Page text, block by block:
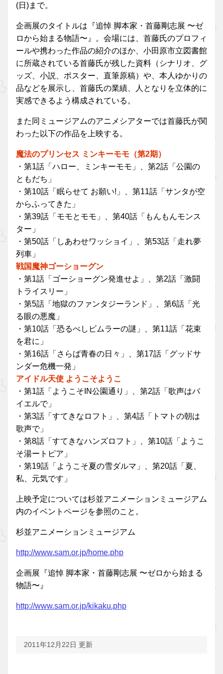
(日)まで。
企画展のタイトルは『追悼 脚本家・首藤剛志展 〜ゼ
ロから始まる物語〜』。会場には、首藤氏のプロフィ
ールや携わった作品の紹介のほか、小田原市立図書館
に所蔵されている首藤氏が残した資料（シナリオ、グ
ッズ、小説、ポスター、直筆原稿）や、本人ゆかりの
品などを展示し、首藤氏の業績、人となりを立体的に
実感できるよう構成されている。
また同ミュージアムのアニメシアターでは首藤氏が関
わった以下の作品を上映する。
魔法のプリンセス ミンキーモモ（第2期）
・第1話「ハロー、ミンキーモモ」、第2話「公園の
ともだち」
・第10話「眠らせて お願い!」、第11話「サンタが空
からふってきた」
・第39話「モモとモモ」、第40話「もんもんモンス
ター」
・第50話「しあわせワッショイ」、第53話「走れ夢
列車」
戦国魔神ゴーショーグン
・第1話「ゴーショーグン発進せよ」、第2話「激闘
トライスリー」
・第5話「地獄のファンタジーランド」、第6話「光
る眼の悪魔」
・第10話「恐るべしビムラーの謎」、第11話「花束
を君に」
・第16話「さらば青春の日々」、第17話「グッドサ
ンダー危機一発」
アイドル天使 ようこそようこ
・第1話「ようこそIN公園通り」、第2話「歌声はバ
イエルで」
・第3話「すてきなロフト」、第4話「トマトの朝は
歌声で」
・第8話「すてきなハンズロフト」、第10話「ようこ
そ湯ートピア」
・第19話「ようこそ夏の雪ダルマ」、第20話「夏、
私、元気です」
上映予定については杉並アニメーションミュージアム
内のイベントページを参照のこと。
杉並アニメーションミュージアム
http://www.sam.or.jp/home.php
企画展『追悼 脚本家・首藤剛志展 〜ゼロから始まる
物語〜』
http://www.sam.or.jp/kikaku.php
2011年12月22日 更新